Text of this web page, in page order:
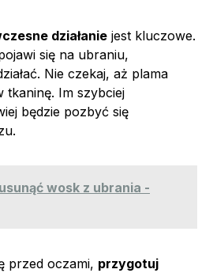
działanie jest kluczowe.
się na ubraniu,
Nie czekaj, aż plama
tkaninę. Im szybciej
będzie pozbyć się
wosk z ubrania -
przed oczami, przygotuj